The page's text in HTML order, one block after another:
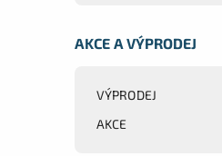
AKCE A VÝPRODEJ
VÝPRODEJ
AKCE